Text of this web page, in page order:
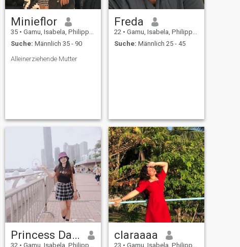
Minieflor
35 • Gamu, Isabela, Philippinen
Suche: Männlich 35 - 90
Alleinerziehende Mutter
Freda
22 • Gamu, Isabela, Philippinen
Suche: Männlich 25 - 45
Princess Dawn
32 • Gamu, Isabela, Philippinen
claraaaa
23 • Gamu, Isabela, Philippinen